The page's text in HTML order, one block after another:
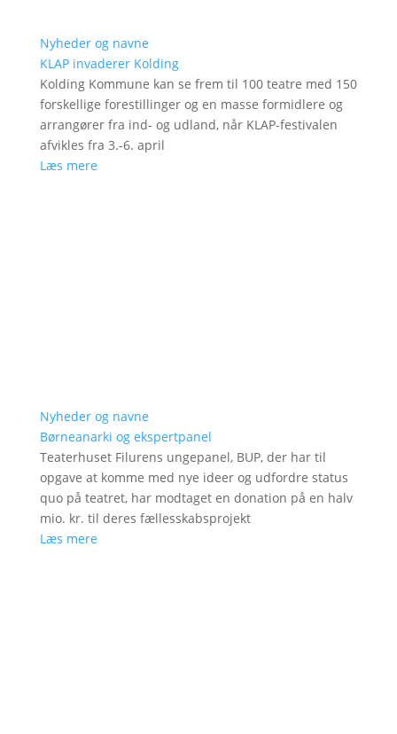
Nyheder og navne
KLAP invaderer Kolding
Kolding Kommune kan se frem til 100 teatre med 150
forskellige forestillinger og en masse formidlere og
arrangører fra ind- og udland, når KLAP-festivalen
afvikles fra 3.-6. april
Læs mere
Nyheder og navne
Børneanarki og ekspertpanel
Teaterhuset Filurens ungepanel, BUP, der har til
opgave at komme med nye ideer og udfordre status
quo på teatret, har modtaget en donation på en halv
mio. kr. til deres fællesskabsprojekt
Læs mere